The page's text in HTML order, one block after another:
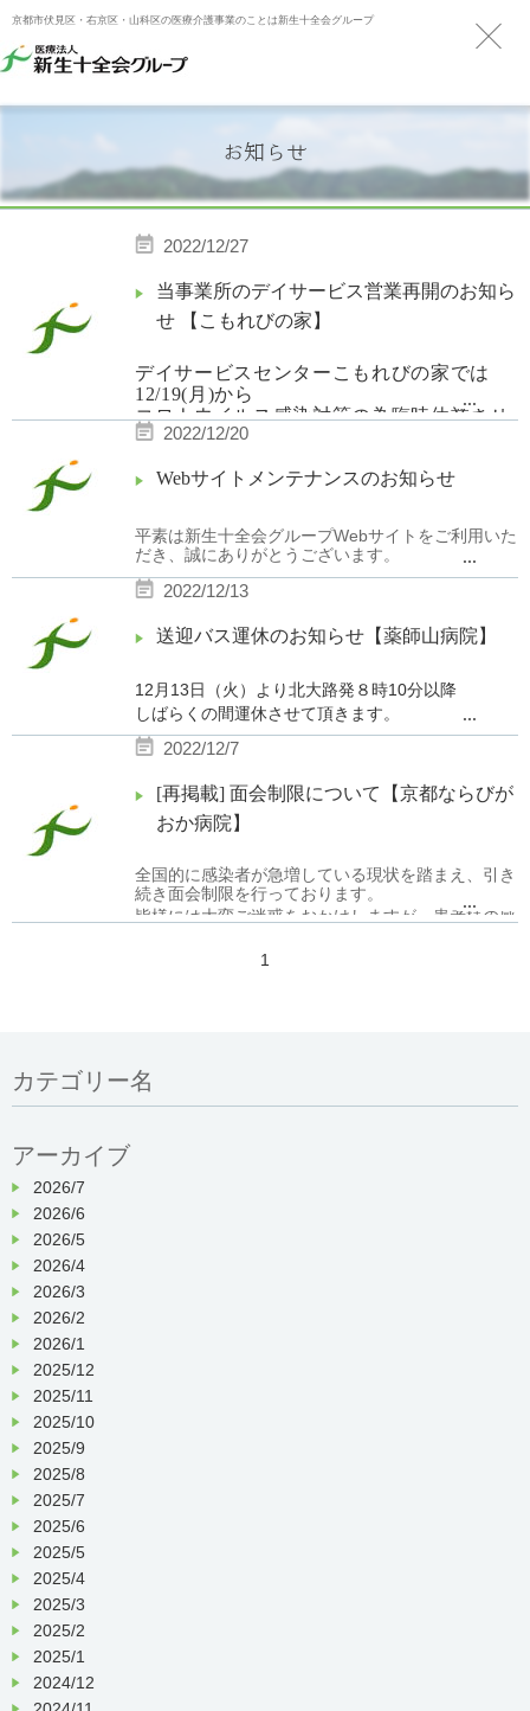
京都市伏見区・右京区・山科区の医療介護事業のことは新生十全会グループ
お知らせ
2022/12/27
当事業所のデイサービス営業再開のお知ら
せ 【こもれびの家】
デイサービスセンターこもれびの家では
12/19( 月 )から
コロナウイルス感染対策の為臨時休業させ
て頂いていましたが、
が確認できましたので
12/27(火)より営業再開さ
せて頂きます。
は、ご心配とご迷惑をおかけした事を
染対策に全力で努めてまいります。
...
2022/12/20
Webサイトメンテナンスのお知らせ
平素は新生十全会グループWebサイトをご利用いた
だき、誠にありがとうございます。
下記におきましてWebサイトのメンテナンスを実施
いたします。
メンテナンス作業中においては、Webサイトの閲覧
何卒ご理解とご協力を賜りますようお願い申し上げ
ます。
【実施日時】
2022年12月26日（月）11：00 〜 16：00
※作業の状況により終了時間が前後することがござ
...
2022/12/13
送迎バス運休のお知らせ【薬師山病院】
12月13日（火）より北大路発８時10分以降
しばらくの間運休させて頂きます。
再開の目処が立ち次第、お知らせ致します。
ご利用の皆様には、ご不便をおかけし申し訳ござい
ません。
（北大路発７時45分、８時10分 薬師山発８時は
運行します。）
...
2022/12/7
[再掲載] 面会制限について【京都ならびが
おか病院】
全国的に感染者が急増している現状を踏まえ、引き
続き面会制限を行っております。
皆様には大変ご迷惑をおかけしますが、患者様の感
...
1
カテゴリー名
アーカイブ
2026/7
2026/6
2026/5
2026/4
2026/3
2026/2
2026/1
2025/12
2025/11
2025/10
2025/9
2025/8
2025/7
2025/6
2025/5
2025/4
2025/3
2025/2
2025/1
2024/12